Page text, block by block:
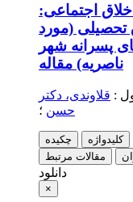
اجتماعی:
تحصیلی (مورد
پسرانه شهر
ناصریه) مقاله
: قلاوندی، دکتر
حسن ؛
چکیده کلیدواژه
مقالات مرتبط
دانلود
×